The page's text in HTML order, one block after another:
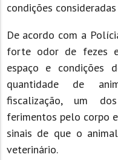
condições
De acordo com a
forte odor de fezes
espaço e condições
quantidade de
fiscalização, um
ferimentos pelo corpo
sinais de que o
veterinário.